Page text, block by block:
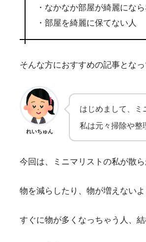
・なかなか部屋が綺麗にな
・部屋を綺麗に保てない人
そんな方におすすめの記事とな
れいちゅん
はじめまして、ミ
私は元々掃除や整
今回は、ミニマリストの私が散
物を減らしたり、物が増えない
すぐに物が多くなっちゃう人、結